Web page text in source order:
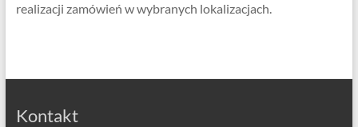
realizacji zamówień w wybranych lokalizacjach.
Kontakt